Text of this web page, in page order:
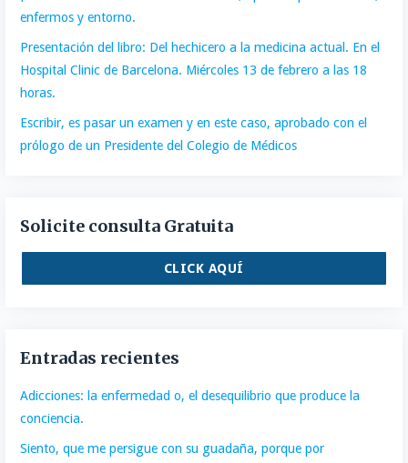
enfermos y entorno.
Presentación del libro: Del hechicero a la medicina actual. En el
Hospital Clinic de Barcelona. Miércoles 13 de febrero a las 18
horas.
Escribir, es pasar un examen y en este caso, aprobado con el
prólogo de un Presidente del Colegio de Médicos
Solicite consulta Gratuita
CLICK AQUÍ
Entradas recientes
Adicciones: la enfermedad o, el desequilibrio que produce la
conciencia.
Siento, que me persigue con su guadaña, porque por